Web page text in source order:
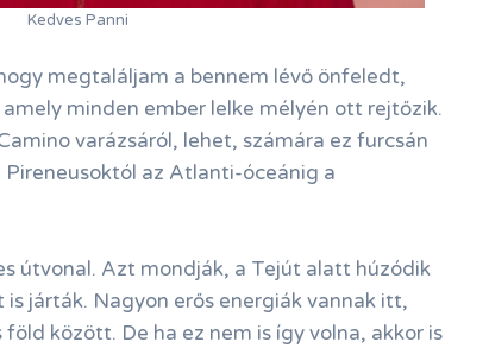
Kedves Panni
megtaláljam a bennem lévő önfeledt,
minden ember lelke mélyén ott rejtőzik.
varázsáról, lehet, számára ez furcsán
az Atlanti-óceánig a
útvonal. Azt mondják, a Tejút alatt húzódik
járták. Nagyon erős energiák vannak itt,
között. De ha ez nem is így volna, akkor is